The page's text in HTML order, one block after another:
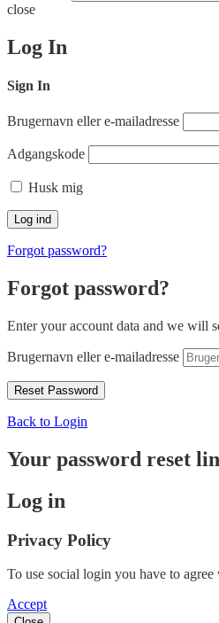
close
Log In
Sign In
Brugernavn eller e-mailadresse
Adgangskode
Husk mig
Forgot password?
Forgot password?
Enter your account data and we will
Brugernavn eller e-mailadresse
Back to Login
Your password reset
Log in
Privacy Policy
To use social login you have to
Accept